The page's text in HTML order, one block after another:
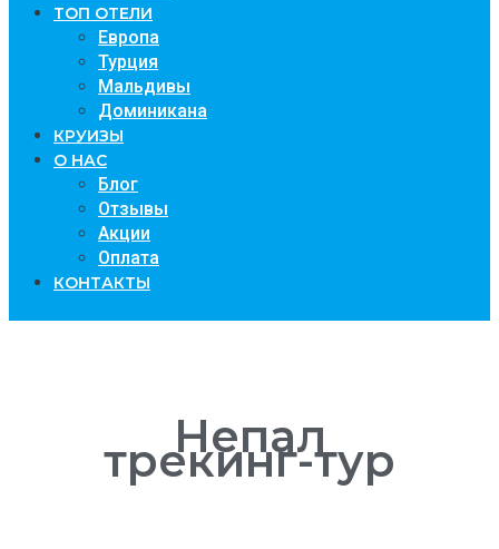
ТОП ОТЕЛИ
Европа
Турция
Мальдивы
Доминикана
КРУИЗЫ
О НАС
Блог
Отзывы
Акции
Оплата
КОНТАКТЫ
Непал
трекинг-тур